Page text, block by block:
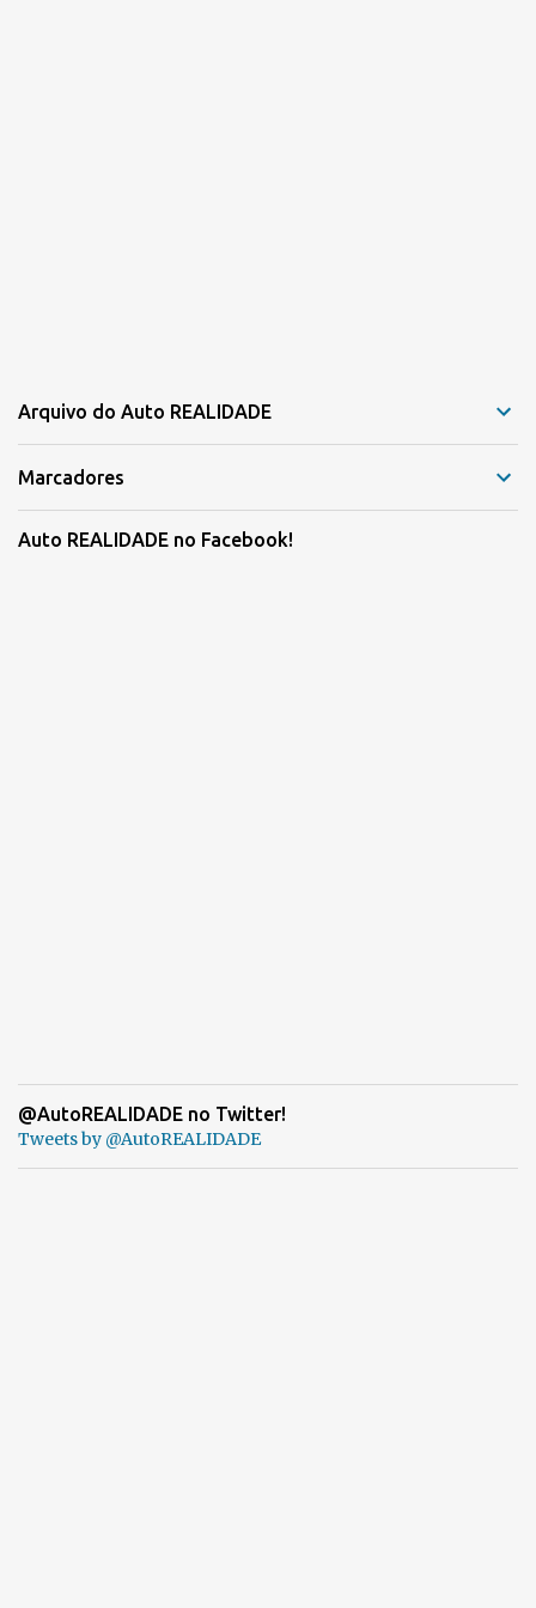
Arquivo do Auto REALIDADE
Marcadores
Auto REALIDADE no Facebook!
@AutoREALIDADE no Twitter!
Tweets by @AutoREALIDADE